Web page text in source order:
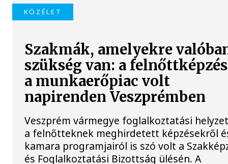
KÖZÉLET
Szakmák, amelyekre
szükség van: a
a munkaerőpiac volt
napirenden Veszprémben
Veszprém vármegye foglalkoztatási
a felnőtteknek meghirdetett képzésekről
kamara programjairól is szó volt a
és Foglalkoztatási Bizottság ülésén. A